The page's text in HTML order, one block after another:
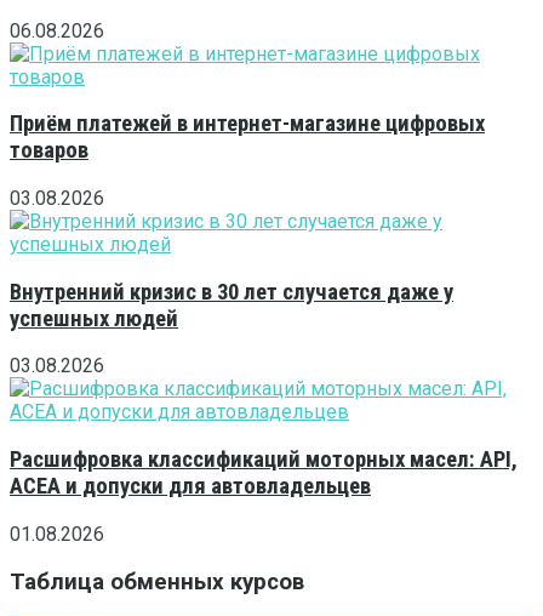
06.08.2026
Приём платежей в интернет-магазине цифровых
товаров
03.08.2026
Внутренний кризис в 30 лет случается даже у
успешных людей
03.08.2026
Расшифровка классификаций моторных масел: API,
ACEA и допуски для автовладельцев
01.08.2026
Таблица обменных курсов